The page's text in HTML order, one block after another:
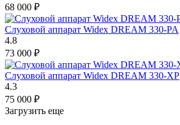
68 000 ₽
Слуховой аппарат Widex DREAM 330-PA
4.8
73 000 ₽
Слуховой аппарат Widex DREAM 330-XP
4.3
75 000 ₽
Загрузить еще